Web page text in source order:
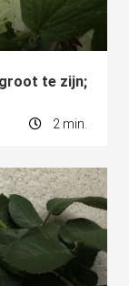
te zijn;
2 min.